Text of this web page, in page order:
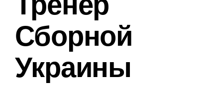
Сборной
Украины